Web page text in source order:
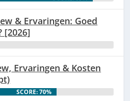
& Ervaringen: Goed
[2026]
Ervaringen & Kosten
SCORE: 70%